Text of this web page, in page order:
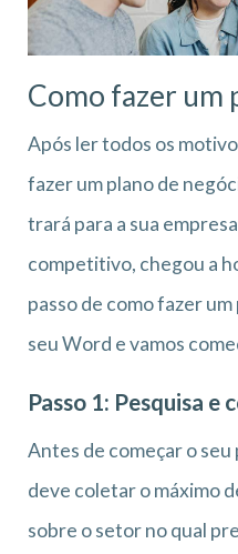
Como fazer um
Após ler todos os
fazer um plano de
trará para a sua
competitivo, chegou a
passo de como fazer
seu Word e vamos
Passo 1: Pesquisa e
Antes de começar o
deve coletar o máximo
sobre o setor no qual